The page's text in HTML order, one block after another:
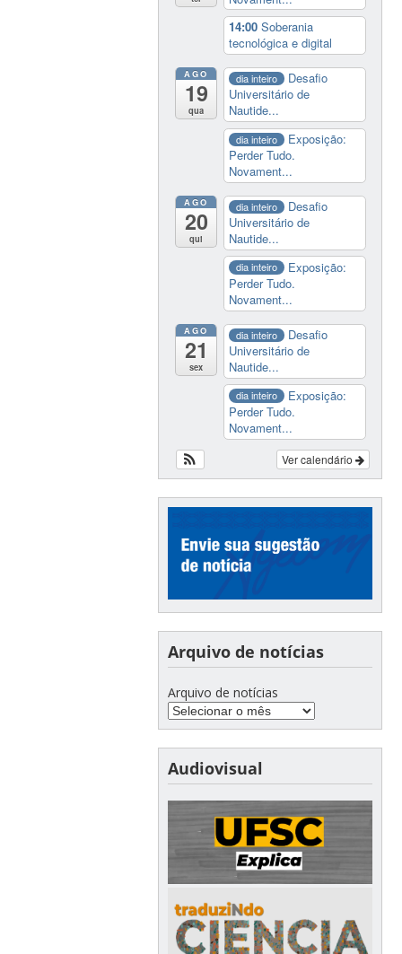
14:00Soberania
tecnológica e digital
AGO
19
qua
dia inteiro
Desafio
Universitário de
Nautide...
dia inteiro
Exposição:
Perder Tudo.
Novament...
AGO
20
qui
dia inteiro
Desafio
Universitário de
Nautide...
dia inteiro
Exposição:
Perder Tudo.
Novament...
AGO
21
sex
dia inteiro
Desafio
Universitário de
Nautide...
dia inteiro
Exposição:
Perder Tudo.
Novament...
Ver calendário
Arquivo de notícias
Arquivo de notícias
Audiovisual